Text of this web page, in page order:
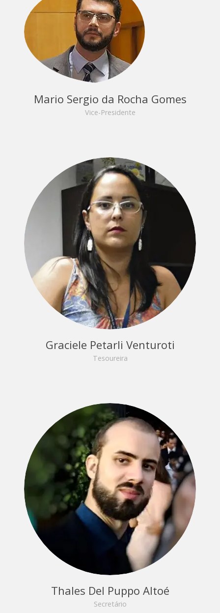
Mario Sergio da Rocha Gomes
Vice-Presidente
Graciele Petarli Venturoti
Tesoureira
Thales Del Puppo Altoé
Secretário